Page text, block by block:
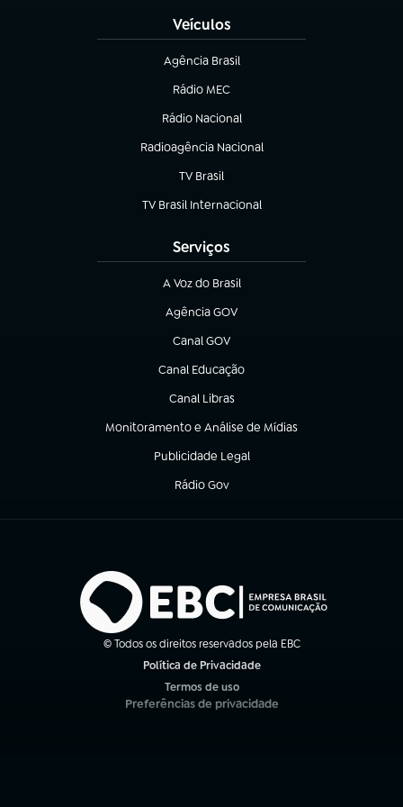
Veículos
Agência Brasil
(abre em nova aba)
Rádio MEC
(abre em nova aba)
Rádio Nacional
Radioagência Nacional
(abre em nova aba)
TV Brasil
(abre em nova aba)
TV Brasil Internacional
(abre em nova aba)
Serviços
A Voz do Brasil
(abre em nova aba)
Agência GOV
(abre em nova aba)
Canal GOV
(abre em nova aba)
Canal Educação
(abre em nova aba)
Canal Libras
(abre em nova aba)
Monitoramento e Análise de Mídias
(abre em nova aba)
Publicidade Legal
(abre em nova aba)
Rádio Gov
(abre em nova aba)
© Todos os direitos reservados pela EBC
Política de Privacidade
Termos de uso
(abre em nova aba)
Preferências de privacidade